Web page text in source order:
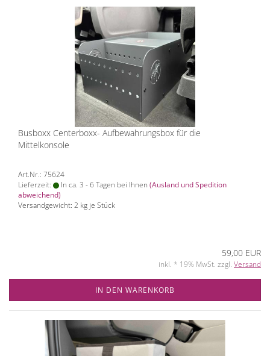
Busboxx Centerboxx- Aufbewahrungsbox für die
Mittelkonsole
Art.Nr.: 75624
Lieferzeit:
In ca. 3 - 6 Tagen bei Ihnen (Ausland und Spedition
abweichend)
Versandgewicht: 2 kg je Stück
59,00 EUR
inkl. * 19% MwSt. zzgl. Versand
IN DEN WARENKORB